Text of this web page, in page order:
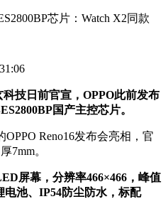
芯片：Watch X2同款
技日前官宣，OPPO此前发布
国产主控芯片。
Reno16发布会亮相，官
7mm。
屏幕，分辨率466×466，峰值
电池、IP54防尘防水，标配